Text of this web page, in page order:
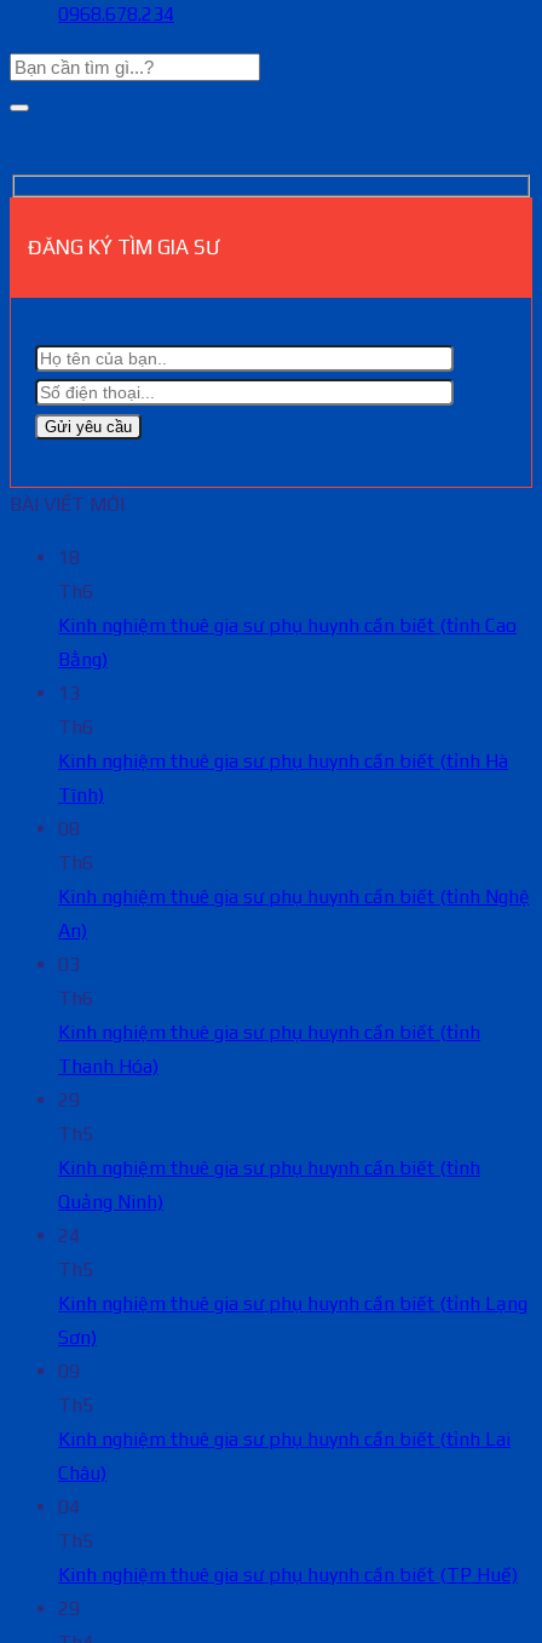
0968.678.234
ĐĂNG KÝ TÌM GIA SƯ
BÀI VIẾT MỚI
18
Th6
Kinh nghiệm thuê gia sư phụ huynh cần biết (tỉnh Cao
Bằng)
13
Th6
Kinh nghiệm thuê gia sư phụ huynh cần biết (tỉnh Hà
Tĩnh)
08
Th6
Kinh nghiệm thuê gia sư phụ huynh cần biết (tỉnh Nghệ
An)
03
Th6
Kinh nghiệm thuê gia sư phụ huynh cần biết (tỉnh
Thanh Hóa)
29
Th5
Kinh nghiệm thuê gia sư phụ huynh cần biết (tỉnh
Quảng Ninh)
24
Th5
Kinh nghiệm thuê gia sư phụ huynh cần biết (tỉnh Lạng
Sơn)
09
Th5
Kinh nghiệm thuê gia sư phụ huynh cần biết (tỉnh Lai
Châu)
04
Th5
Kinh nghiệm thuê gia sư phụ huynh cần biết (TP Huế)
29